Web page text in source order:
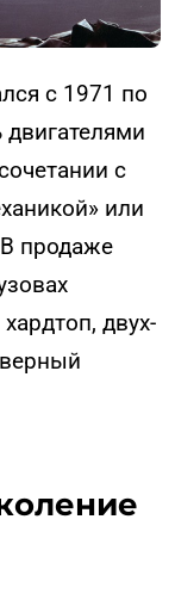
с 1971 по
с
или
продаже
двух-